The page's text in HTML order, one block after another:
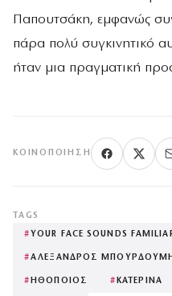
Παπουτσάκη, εμφανώς
πάρα πολύ συγκινητικό
ήταν μια πραγματική
ΚΟΙΝΟΠΟΊΗΣΗ
TAGS
# YOUR FACE SOUNDS
#ΑΛΕΞΑΝΔΡΟΣ
# ΗΘΟΠΟΙΟΣ # ΚΑΤΕΡΙΝΑ